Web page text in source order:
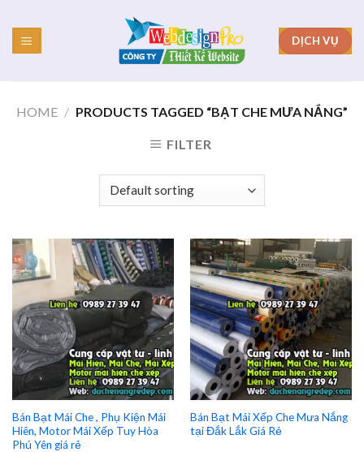
content
DỊCH VỤ
HOME / PRODUCTS TAGGED “BẠT CHE MƯA NẮNG”
FILTER
Bán Bạt Mái Che , Phụ Kiện Mái
Hiên, Motor Mái Xếp Tuy Hòa
Phú Yên giá rẻ
Bán Bạt Mái Xếp Che Mưa Nắng
tại Đắk Lắk Giá Rẻ